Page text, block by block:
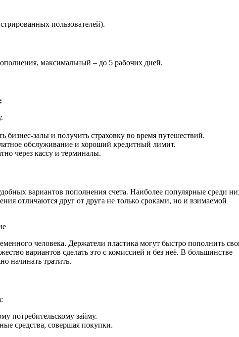
пользователей).
максимальный – до 5 рабочих дней.
залы и получить страховку во время путешествий.
обслуживание и хороший кредитный лимит.
через кассу и терминалы.
вариантов пополнения счета. Наиболее популярные среди
отличаются друг от друга не только сроками, но и взимаемой
человека. Держатели пластика могут быстро пополнить
вариантов сделать это с комиссией и без неё. В большинстве
начинать тратить.
потребительскому займу.
средства, совершая покупки.